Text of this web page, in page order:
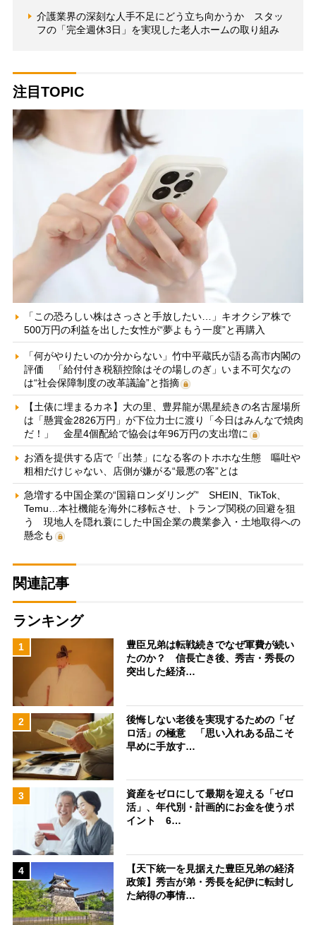
介護業界の深刻な人手不足にどう立ち向かうか スタッ
フの「完全週休3日」を実現した老人ホームの取り組み
注目TOPIC
「この恐ろしい株はさっさと手放したい…」キオクシア株で
500万円の利益を出した女性が“夢よもう一度”と再購入
「何がやりたいのか分からない」竹中平蔵氏が語る高市内閣の
評価 「給付付き税額控除はその場しのぎ」いま不可欠なの
は“社会保障制度の改革議論”と指摘
【土俵に埋まるカネ】大の里、豊昇龍が黒星続きの名古屋場所
は「懸賞金2826万円」が下位力士に渡り「今日はみんなで焼肉
だ！」 金星4個配給で協会は年96万円の支出増に
お酒を提供する店で「出禁」になる客のトホホな生態 嘔吐や
粗相だけじゃない、店側が嫌がる“最悪の客”とは
急増する中国企業の“国籍ロンダリング” SHEIN、TikTok、
Temu…本社機能を海外に移転させ、トランプ関税の回避を狙
う 現地人を隠れ蓑にした中国企業の農業参入・土地取得への
懸念も
関連記事
ランキング
1
豊臣兄弟は転戦続きでなぜ軍費が続い
たのか？ 信長亡き後、秀吉・秀長の
突出した経済…
2
後悔しない老後を実現するための「ゼ
ロ活」の極意 「思い入れある品こそ
早めに手放す…
3
資産をゼロにして最期を迎える「ゼロ
活」、年代別・計画的にお金を使うポ
イント 6…
4
【天下統一を見据えた豊臣兄弟の経済
政策】秀吉が弟・秀長を紀伊に転封し
た納得の事情…